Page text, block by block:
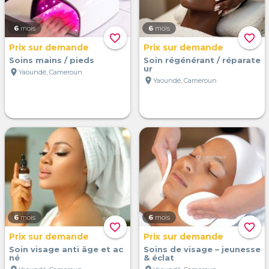
favorite_border
6 mois
Prix sur demande
Soins mains / pieds
location_on Yaoundé, Cameroun
favorite_border
6 mois
Prix sur demande
Soin régénérant / réparate
ur
location_on Yaoundé, Cameroun
favorite_border
6 mois
Prix sur demande
Soin visage anti âge et ac
né
favorite_border
6 mois
Prix sur demande
Soins de visage – jeunesse
& éclat